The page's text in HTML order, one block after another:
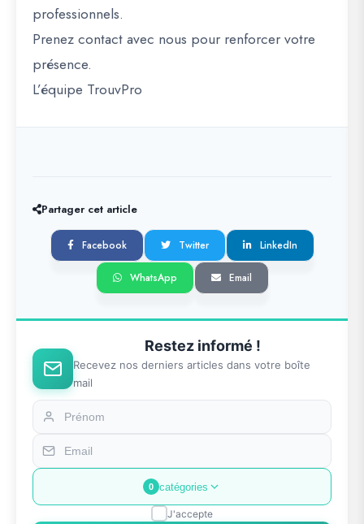
professionnels.
Prenez contact avec nous pour renforcer votre
présence.
L’équipe TrouvPro
Partager cet article
Facebook Twitter LinkedIn
WhatsApp Email
Restez informé !
Recevez nos derniers articles dans votre boîte
mail
0 catégories
J'accepte